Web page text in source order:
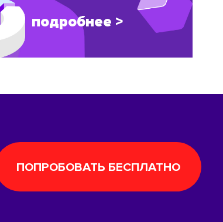
подробнее >
ПОПРОБОВАТЬ БЕСПЛАТНО